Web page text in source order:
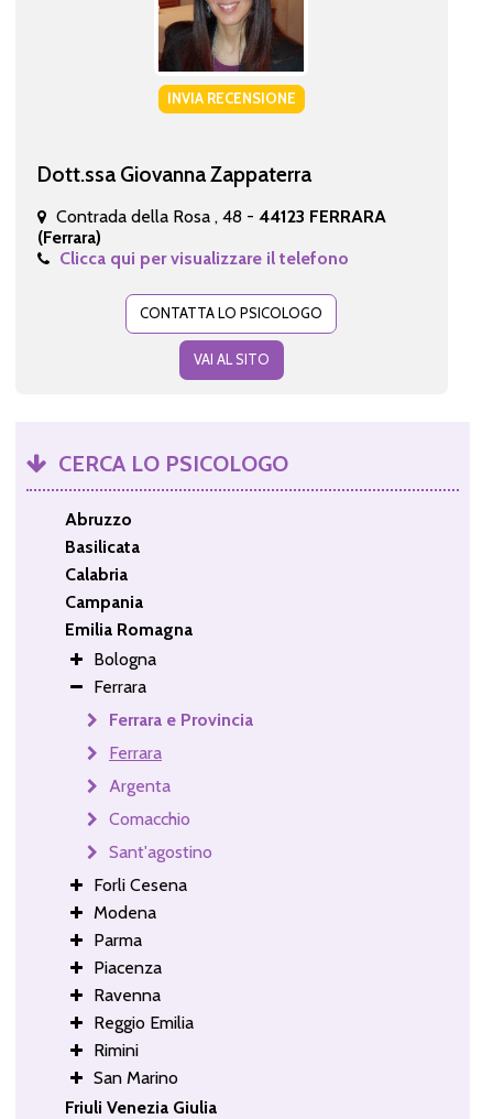
INVIA RECENSIONE
Dott.ssa Giovanna Zappaterra
Contrada della Rosa , 48 - 44123 FERRARA
(Ferrara)
Clicca qui per visualizzare il telefono
CONTATTA LO PSICOLOGO
VAI AL SITO
CERCA LO PSICOLOGO
Abruzzo
Basilicata
Calabria
Campania
Emilia Romagna
Bologna
Ferrara
Ferrara e Provincia
Ferrara
Argenta
Comacchio
Sant'agostino
Forli Cesena
Modena
Parma
Piacenza
Ravenna
Reggio Emilia
Rimini
San Marino
Friuli Venezia Giulia